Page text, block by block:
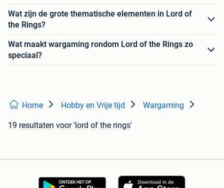
Wat zijn de grote thematische elementen in Lord of
the Rings?
Wat maakt wargaming rondom Lord of the Rings zo
speciaal?
Home Hobby en Vrije tijd Wargaming
19 resultaten voor 'lord of the rings'